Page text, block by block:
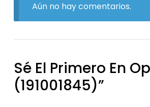
Aún no hay comentarios.
Sé El Primero En
(191001845)”